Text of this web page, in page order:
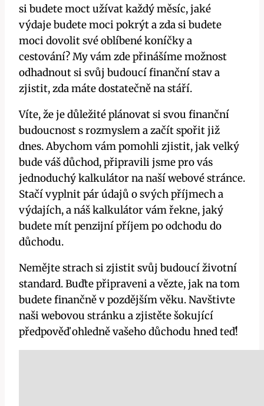
si budete moct užívat každý měsíc, jaké
výdaje budete moci pokrýt a zda si budete
moci dovolit své oblíbené koníčky a
cestování? My vám zde přinášíme možnost
odhadnout si svůj budoucí finanční stav a
zjistit, zda máte dostatečně na stáří.
Víte, že je důležité plánovat si svou finanční
budoucnost s rozmyslem a začít spořit již
dnes. Abychom vám pomohli zjistit, jak velký
bude váš důchod, připravili jsme pro vás
jednoduchý kalkulátor na naší webové stránce.
Stačí vyplnit pár údajů o svých příjmech a
výdajích, a náš kalkulátor vám řekne, jaký
budete mít penzijní příjem po odchodu do
důchodu.
Nemějte strach si zjistit svůj budoucí životní
standard. Buďte připraveni a vězte, jak na tom
budete finančně v pozdějším věku. Navštivte
naši webovou stránku a zjistěte šokující
předpověď ohledně vašeho důchodu hned teď!